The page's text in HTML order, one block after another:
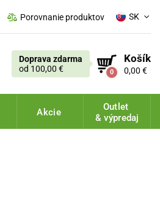
Porovnanie produktov SK
Doprava zdarma
od 100,00 €
0
Košík
0,00 €
Akcie
Outlet
& výpredaj